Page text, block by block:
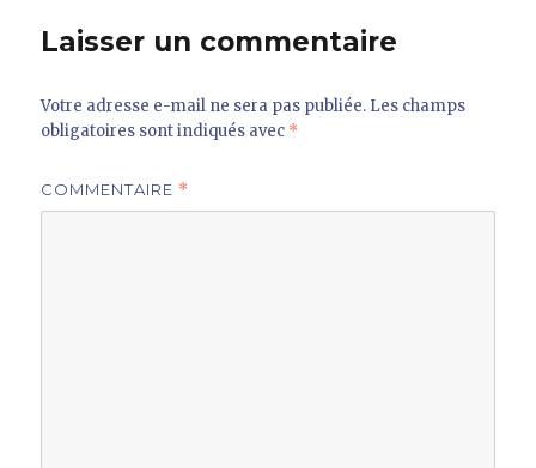
Laisser un commentaire
Votre adresse e-mail ne sera pas publiée. Les champs
obligatoires sont indiqués avec *
COMMENTAIRE *